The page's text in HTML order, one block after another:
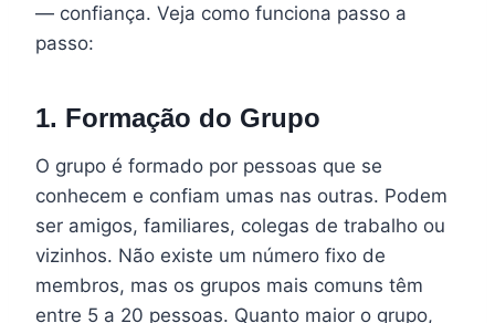
— confiança. Veja como funciona passo a
passo:
1. Formação do Grupo
O grupo é formado por pessoas que se
conhecem e confiam umas nas outras. Podem
ser amigos, familiares, colegas de trabalho ou
vizinhos. Não existe um número fixo de
membros, mas os grupos mais comuns têm
entre 5 a 20 pessoas. Quanto maior o grupo,